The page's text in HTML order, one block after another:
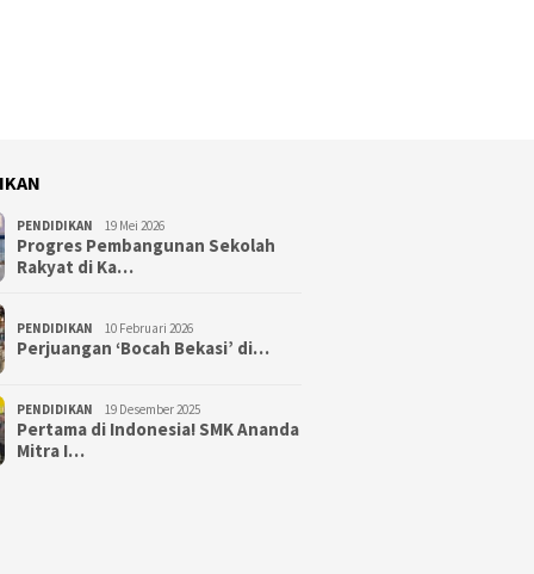
PENDIDIKAN 19 Mei 2026
Progres Pembangunan Sekolah
Rakyat di Ka…
PENDIDIKAN 10 Februari 2026
Perjuangan ‘Bocah Bekasi’ di…
PENDIDIKAN 19 Desember 2025
Pertama di Indonesia! SMK Ananda
Mitra I…